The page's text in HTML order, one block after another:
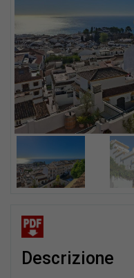
descrizione